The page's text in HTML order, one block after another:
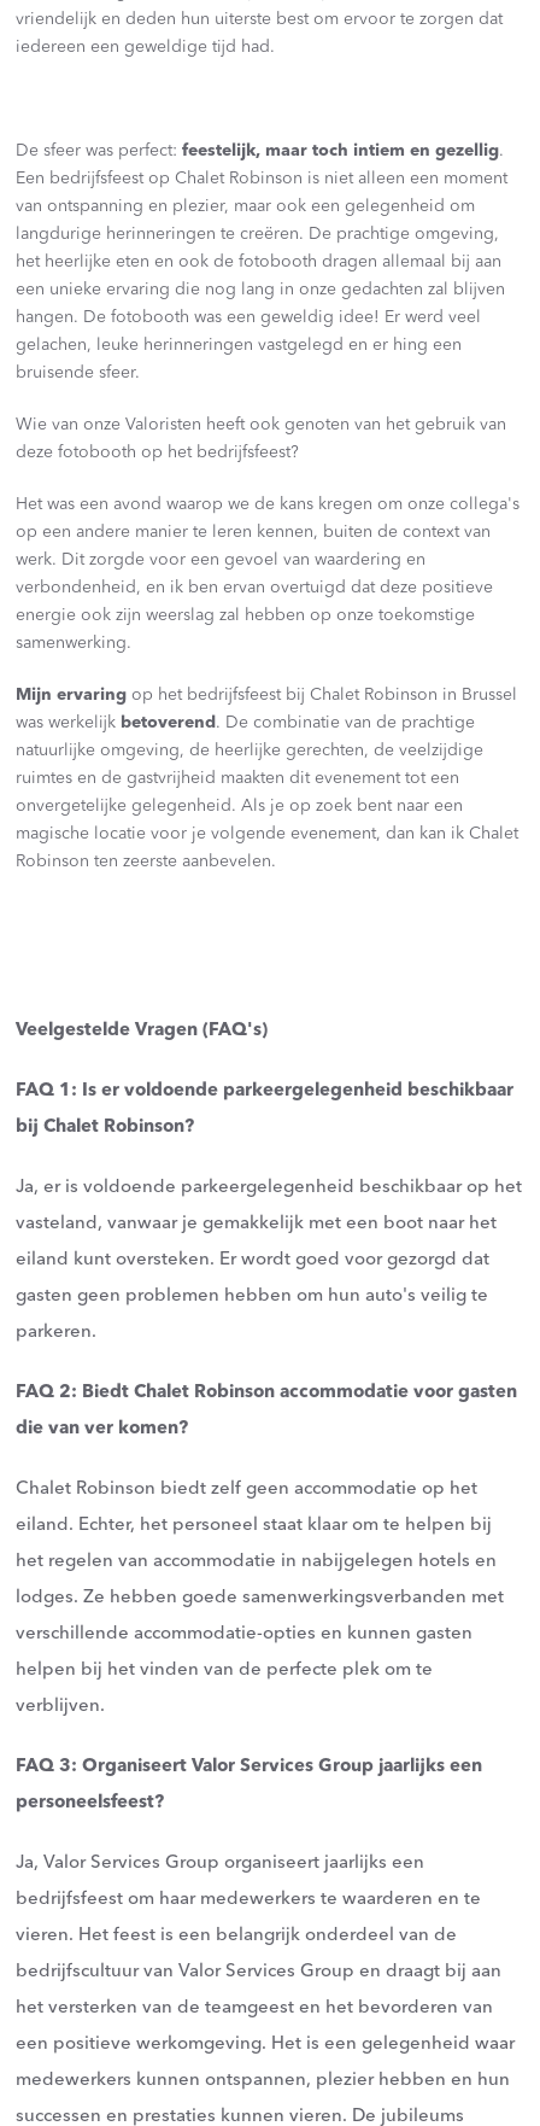
vriendelijk en deden hun uiterste best om ervoor te zorgen dat
iedereen een geweldige tijd had.
De sfeer was perfect:feestelijk, maar toch intiem en gezellig.
Een bedrijfsfeest op Chalet Robinson is niet alleen een moment
van ontspanning en plezier, maar ook een gelegenheid om
langdurige herinneringen te creëren. De prachtige omgeving,
het heerlijke eten en ook de fotobooth dragen allemaal bij aan
een unieke ervaring die nog lang in onze gedachten zal blijven
hangen. De fotobooth was een geweldig idee! Er werd veel
gelachen, leuke herinneringen vastgelegd en er hing een
bruisende sfeer.
Wie van onze Valoristen heeft ook genoten van het gebruik van
deze fotobooth op het bedrijfsfeest?
Het was een avond waarop we de kans kregen om onze collega's
op een andere manier te leren kennen, buiten de context van
werk. Dit zorgde voor een gevoel van waardering en
verbondenheid, en ik ben ervan overtuigd dat deze positieve
energie ook zijn weerslag zal hebben op onze toekomstige
samenwerking.
Mijn ervaring op het bedrijfsfeest bij Chalet Robinson in Brussel
was werkelijk betoverend . De combinatie van de prachtige
natuurlijke omgeving, de heerlijke gerechten, de veelzijdige
ruimtes en de gastvrijheid maakten dit evenement tot een
onvergetelijke gelegenheid. Als je op zoek bent naar een
magische locatie voor je volgende evenement, dan kan ik Chalet
Robinson ten zeerste aanbevelen.
Veelgestelde Vragen (FAQ's)
FAQ 1: Is er voldoende parkeergelegenheid beschikbaar
bij Chalet Robinson?
Ja, er is voldoende parkeergelegenheid beschikbaar op het
vasteland, vanwaar je gemakkelijk met een boot naar het
eiland kunt oversteken. Er wordt goed voor gezorgd dat
gasten geen problemen hebben om hun auto's veilig te
parkeren.
FAQ 2: Biedt Chalet Robinson accommodatie voor gasten
die van ver komen?
Chalet Robinson biedt zelf geen accommodatie op het
eiland. Echter, het personeel staat klaar om te helpen bij
het regelen van accommodatie in nabijgelegen hotels en
lodges. Ze hebben goede samenwerkingsverbanden met
verschillende accommodatie-opties en kunnen gasten
helpen bij het vinden van de perfecte plek om te
verblijven.
FAQ 3: Organiseert Valor Services Group jaarlijks een
personeelsfeest?
Ja, Valor Services Group organiseert jaarlijks een
bedrijfsfeest om haar medewerkers te waarderen en te
vieren. Het feest is een belangrijk onderdeel van de
bedrijfscultuur van Valor Services Group en draagt bij aan
het versterken van de teamgeest en het bevorderen van
een positieve werkomgeving. Het is een gelegenheid waar
medewerkers kunnen ontspannen, plezier hebben en hun
successen en prestaties kunnen vieren. De jubileums